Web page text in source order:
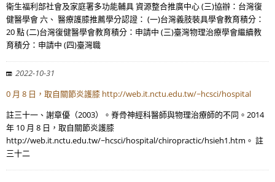
衛生福利部社會及家庭署多功能輔具 資源整合推廣中心 (三)協辦：台灣復
健醫學會 六、 醫療護膝推薦學分認證： (一)台灣義肢裝具學會教育積分：
20 點 (二)台灣復健醫學會教育積分：申請中 (三)臺灣物理治療學會繼續教
育積分：申請中 (四)臺灣職
2022-10-31
0 月 8 日，取自關節炎護膝 http://web.it.nctu.edu.tw/~hcsci/hospital
註三十一、謝章優（2003）。脊骨神經科醫師與物理治療師的不同。2014
年 10 月 8 日，取自關節炎護膝
http://web.it.nctu.edu.tw/~hcsci/hospital/chiropractic/hsieh1.htm。 註
三十二